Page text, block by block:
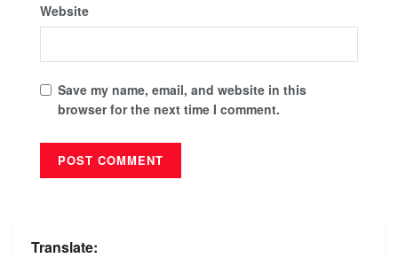
Website
Save my name, email, and website in this
browser for the next time I comment.
Translate: